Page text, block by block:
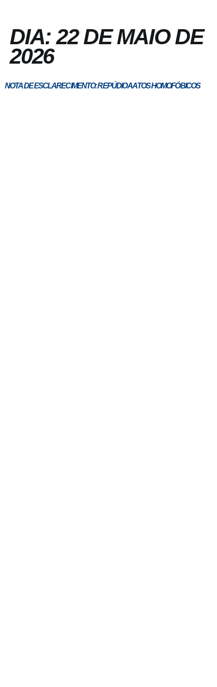
DIA:22 DE MAIO DE
2026
NOTA DE ESCLARECIMENTO: REPÚDIO A ATOS HOMOFÓBICOS